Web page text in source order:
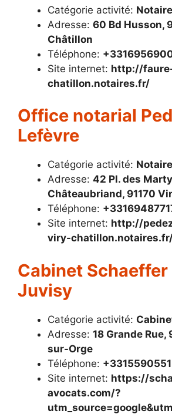
Catégorie activité: Notaire
Adresse: 60 Bd Husson,
Châtillon
Téléphone:
Site internet: http://
chatillon.notaires.fr/
Office notarial
Lefèvre
Catégorie activité: Notaire
Adresse: 42 Pl. des
Châteaubriand, 91170
Téléphone:
Site internet: http://
viry-
Cabinet
Juvisy
Catégorie activité:
Adresse: 18 Grande
sur-Orge
Téléphone:
Site internet: https://
avocats.com/?